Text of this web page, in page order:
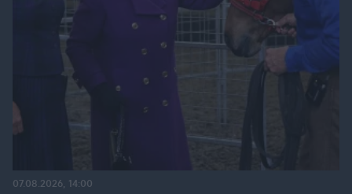
07.08.2026, 14:00